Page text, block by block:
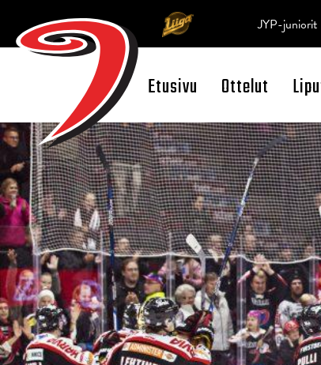
Open Search
Etusivu Ottelut
JYP-juniorit